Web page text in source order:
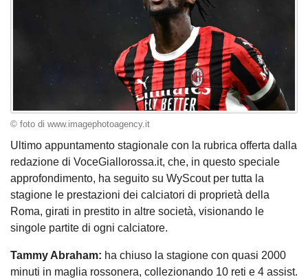
© foto di www.imagephotoagency.it
Ultimo appuntamento stagionale con la rubrica offerta dalla
redazione di VoceGiallorossa.it, che, in questo speciale
approfondimento, ha seguito su WyScout per tutta la
stagione le prestazioni dei calciatori di proprietà della
Roma, girati in prestito in altre società, visionando le
singole partite di ogni calciatore.
Tammy Abraham: ha chiuso la stagione con quasi 2000
minuti in maglia rossonera, collezionando 10 reti e 4 assist.